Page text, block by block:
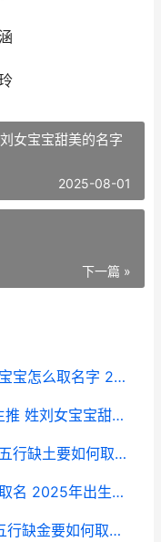
女宝宝甜美的名字
2025-08-01
下一篇 »
2025年八月二十二出生的女宝宝怎么取名字 2025年八月二十四日是黄道吉日吗
姓刘女宝宝甜美好听的名字主推 姓刘女宝宝甜美的名字
2025年猪年清明节生的男生五行缺土要如何取名字 2025年清明节是几月几号?
2025年出生的姓颜男生怎么取名 2025年出生的姓吴的孩子起什么名字
2025年7月15号出生的女孩五行缺金要如何取名字 2025年7月15号出生可以读一年级了吗